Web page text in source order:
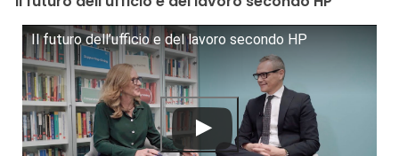
Il futuro dell’ufficio e del lavoro secondo HP